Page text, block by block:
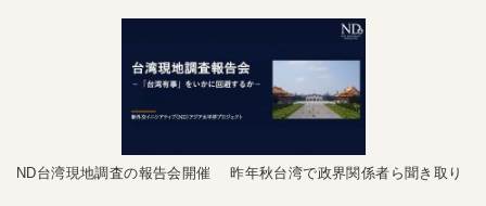
ND台湾現地調査の報告会開催 昨年秋台湾で政界関係者ら聞き取り